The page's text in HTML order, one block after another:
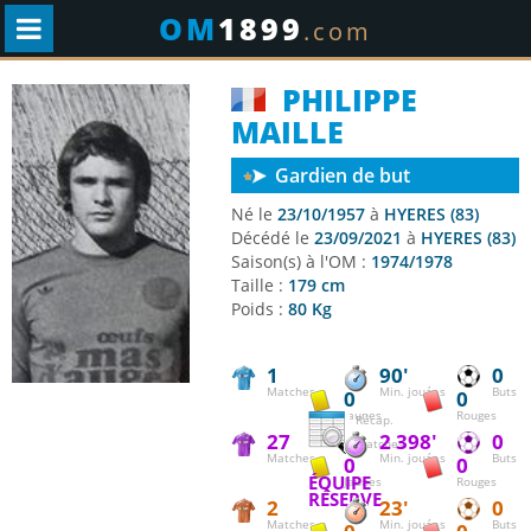
OM1899.com
PHILIPPE
MAILLE
Gardien de but
Né le 23/10/1957 à HYERES (83)
Décédé le 23/09/2021 à HYERES (83)
Saison(s) à l'OM : 1974/1978
Taille : 179 cm
Poids : 80 Kg
1
Matches
90'
Min. jouées
0
Buts
0
Jaunes
0
Rouges
Récap.
matches
27
Matches
2 398'
Min. jouées
0
Buts
0
Jaunes
0
Rouges
ÉQUIPE
RÉSERVE
2
Matches
23'
Min. jouées
0
Buts